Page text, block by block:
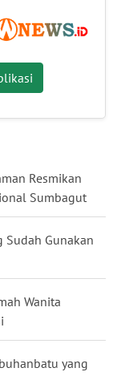
Resmikan
Sumbagut
Sudah Gunakan
Wanita
yang